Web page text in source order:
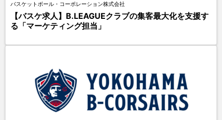
バスケットボール・コーポレーション株式会社
【バスケ求人】B.LEAGUEクラブの集客最大化を支援す
る「マーケティング担当」